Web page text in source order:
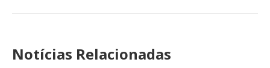
Notícias Relacionadas